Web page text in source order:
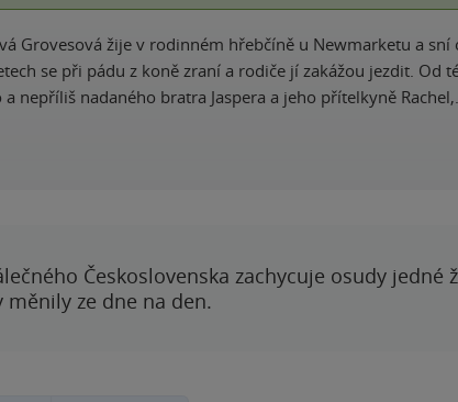
Grovesová žije v rodinném hřebčíně u Newmarketu a
se při pádu z koně zraní a rodiče jí zakážou jezdit.
nepříliš nadaného bratra Jaspera a jeho přítelkyně
Československa zachycuje osudy jedné
měnily ze dne na den.